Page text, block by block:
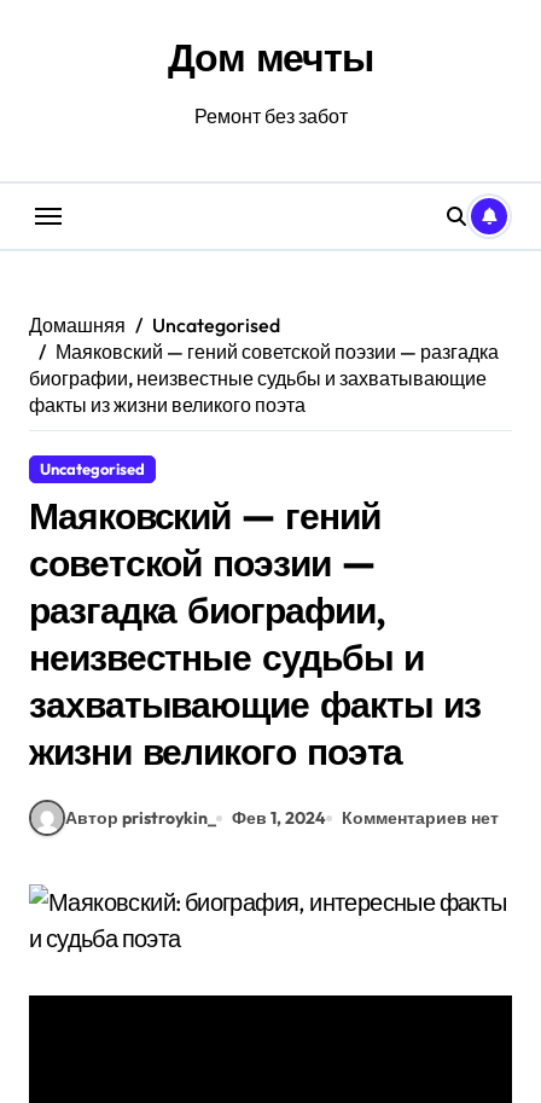
Дом мечты
Ремонт без забот
Домашняя
Uncategorised
Маяковский — гений советской поэзии — разгадка
биографии, неизвестные судьбы и захватывающие
факты из жизни великого поэта
Uncategorised
Маяковский — гений
советской поэзии —
разгадка биографии,
неизвестные судьбы и
захватывающие факты из
жизни великого поэта
Автор pristroykin_ Фев 1, 2024 Комментариев нет